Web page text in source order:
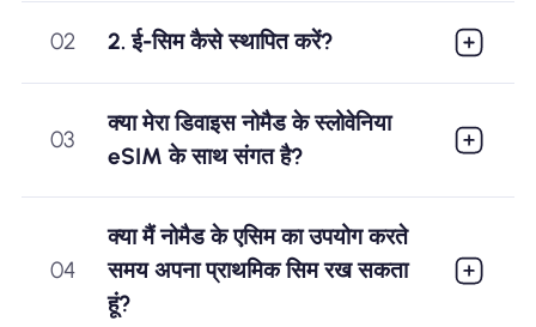
02 2. ई-सिम कैसे स्थापित करें?
03
क्या मेरा डिवाइस नोमैड के स्लोवेनिया
eSIM के साथ संगत है?
04
क्या मैं नोमैड के एसिम का उपयोग करते
समय अपना प्राथमिक सिम रख सकता
हूं?